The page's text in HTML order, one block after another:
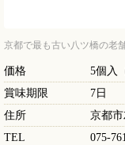
京都で最も古い八ツ橋の老
価格
5個入
賞味期限
7日
住所
京都
TEL
075-